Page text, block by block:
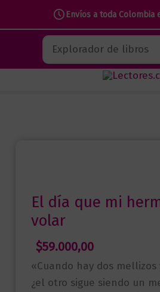
Envíos a toda Colombia
contenido
Buscar
El día que mi
volar
$59.000,00
«Cuando hay dos mellizos
¿el otro sigue siendo un